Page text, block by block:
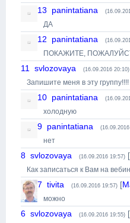
13 panintatiana
ДА
12 panintatiana
ПОКАЖИТЕ,
11 svlozovaya (16.09.2016 20:10)
Запишите меня в эту группу!!!!
10 panintatiana
холодную
9 panintatiana
нет
8 svlozovaya (16.09.2016 19:57) [
Как записаться к Вам на
7 tivita (16.09.2016 19:57) [
можно
6 svlozovaya (16.09.2016 19:55) [